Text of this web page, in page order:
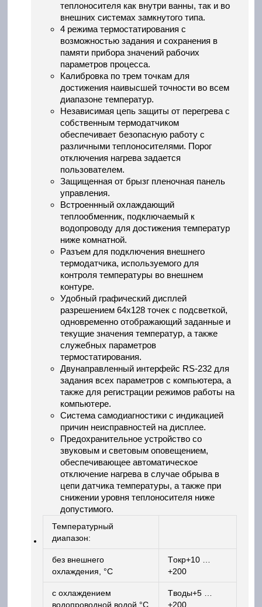
теплоносителя как внутри ванны, так и во
внешних системах замкнутого типа.
4 режима термостатирования с
возможностью задания и сохранения в
памяти прибора значений рабочих
параметров процесса.
Калибровка по трем точкам для
достижения наивысшей точности во всем
диапазоне температур.
Независимая цепь защиты от перегрева с
собственным термодатчиком
обеспечивает безопасную работу с
различными теплоносителями. Порог
отключения нагрева задается
пользователем.
Защищенная от брызг пленочная панель
управления.
Встроеннный охлаждающий
теплообменник, подключаемый к
водопроводу для достижения температур
ниже комнатной.
Разъем для подключения внешнего
термодатчика, используемого для
контроля температуры во внешнем
контуре.
Удобный графический дисплей
разрешением 64x128 точек с подсветкой,
одновременно отображающий заданные и
текущие значения температур, а также
служебных параметров
термостатирования.
Двунаправленный интерфейс RS-232 для
задания всех параметров с компьютера, а
также для регистрации режимов работы на
компьютере.
Система самодиагностики с индикацией
причин неисправностей на дисплее.
Предохранительное устройство со
звуковым и световым оповещением,
обеспечивающее автоматическое
отключение нагрева в случае обрыва в
цепи датчика температуры, а также при
снижении уровня теплоносителя ниже
допустимого.
Температурный
диапазон:
без внешнего
охлаждения, °С
Tокр+10 …
+200
с охлаждением
водопроводной водой °С
Tводы+5 …
+200